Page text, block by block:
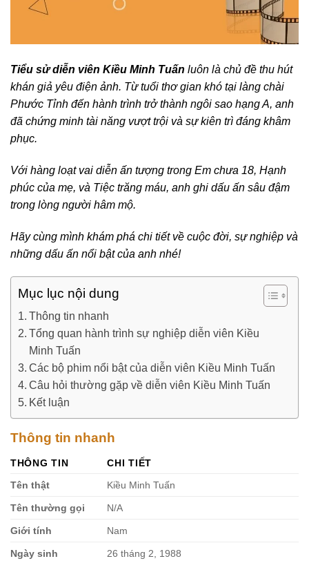
Tiểu sử diễn viên Kiều Minh Tuấn luôn là chủ đề thu hút
khán giả yêu điện ảnh. Từ tuổi thơ gian khó tại làng chài
Phước Tỉnh đến hành trình trở thành ngôi sao hạng A, anh
đã chứng minh tài năng vượt trội và sự kiên trì đáng khâm
phục.
Với hàng loạt vai diễn ấn tượng trong Em chưa 18, Hạnh
phúc của mẹ, và Tiệc trăng máu, anh ghi dấu ấn sâu đậm
trong lòng người hâm mộ.
Hãy cùng mình khám phá chi tiết về cuộc đời, sự nghiệp và
những dấu ấn nổi bật của anh nhé!
Mục lục nội dung
Thông tin nhanh
Tổng quan hành trình sự nghiệp diễn viên Kiều
Minh Tuấn
Các bộ phim nổi bật của diễn viên Kiều Minh Tuấn
Câu hỏi thường gặp về diễn viên Kiều Minh Tuấn
Kết luận
Thông tin nhanh
THÔNG TIN
CHI TIẾT
Tên thật
Kiều Minh Tuấn
Tên thường gọi N/A
Giới tính Nam
Ngày sinh 26 tháng 2, 1988